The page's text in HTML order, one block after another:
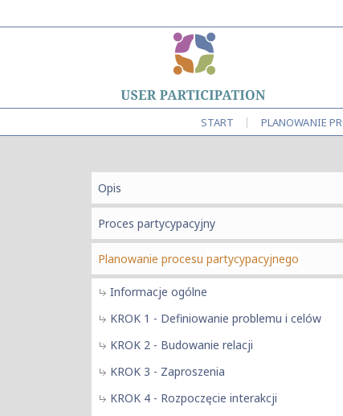
START | PLANOWANIE
Opis
Proces partycypacyjny
Planowanie procesu partycypacyjnego
Informacje ogólne
KROK 1 - Definiowanie problemu i celów
KROK 2 - Budowanie relacji
KROK 3 - Zaproszenia
KROK 4 - Rozpoczęcie interakcji